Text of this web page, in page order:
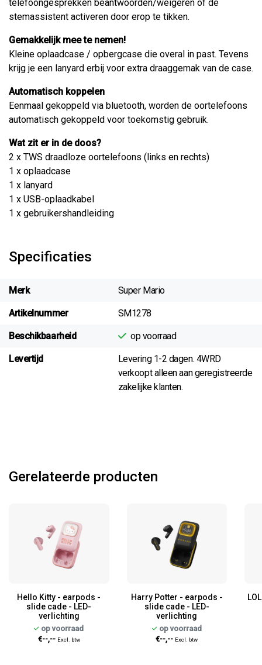
telefoongesprekken beantwoorden/weigeren of de
stemassistent activeren door erop te tikken.
Gemakkelijk mee te nemen!
Kleine oplaadcase / opbergcase die overal in past. Tevens
krijg je een lanyard erbij voor extra draaggemak van de case.
Automatisch koppelen
Eenmaal gekoppeld via bluetooth, worden de oortelefoons
automatisch gekoppeld voor toekomstig gebruik.
Wat zit er in de doos?
2 x TWS draadloze oortelefoons (links en rechts)
1 x oplaadcase
1 x lanyard
1 x USB-oplaadkabel
1 x gebruikershandleiding
Specificaties
Merk Super Mario
Artikelnummer SM1278
Beschikbaarheid op voorraad
Levertijd
Levering 1-2 dagen. 4WRD
verkoopt alleen aan geregistreerde
zakelijke klanten.
Gerelateerde producten
Hello Kitty - earpods -
slide cade - LED-
verlichting
op voorraad
€--,-- Excl. btw
Harry Potter - earpods -
slide cade - LED-
verlichting
op voorraad
€--,-- Excl. btw